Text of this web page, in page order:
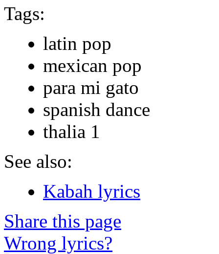
Tags:
latin pop
mexican pop
para mi gato
spanish dance
thalia 1
See also:
Kabah lyrics
Share this page
Wrong lyrics?